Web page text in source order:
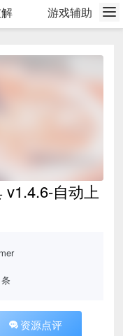
游戏辅助
v1.4.6-自动上
资源点评